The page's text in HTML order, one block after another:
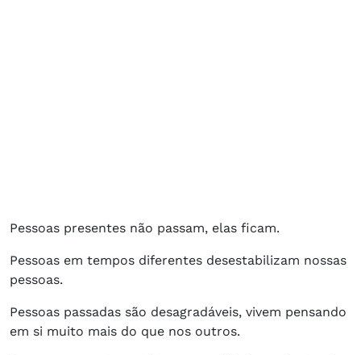
Pessoas presentes não passam, elas ficam.
Pessoas em tempos diferentes desestabilizam nossas
pessoas.
Pessoas passadas são desagradáveis, vivem pensando
em si muito mais do que nos outros.